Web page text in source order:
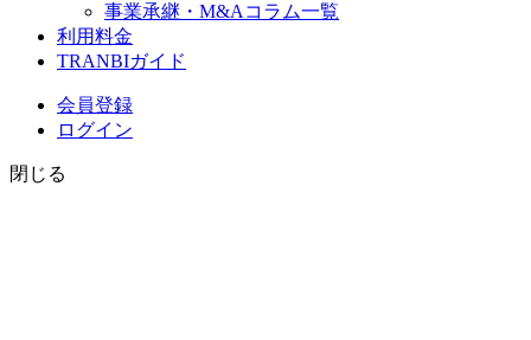
事業承継・M&Aコラム一覧
利用料金
TRANBIガイド
会員登録
ログイン
閉じる